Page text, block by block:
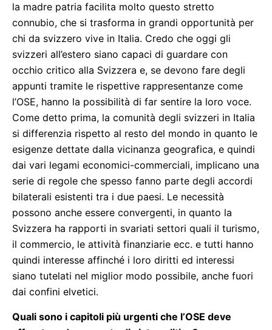
la madre patria facilita molto questo stretto
connubio, che si trasforma in grandi opportunità per
chi da svizzero vive in Italia. Credo che oggi gli
svizzeri all’estero siano capaci di guardare con
occhio critico alla Svizzera e, se devono fare degli
appunti tramite le rispettive rappresentanze come
l’OSE, hanno la possibilità di far sentire la loro voce.
Come detto prima, la comunità degli svizzeri in Italia
si differenzia rispetto al resto del mondo in quanto le
esigenze dettate dalla vicinanza geografica, e quindi
dai vari legami economici-commerciali, implicano una
serie di regole che spesso fanno parte degli accordi
bilaterali esistenti tra i due paesi. Le necessità
possono anche essere convergenti, in quanto la
Svizzera ha rapporti in svariati settori quali il turismo,
il commercio, le attività finanziarie ecc. e tutti hanno
quindi interesse affinché i loro diritti ed interessi
siano tutelati nel miglior modo possibile, anche fuori
dai confini elvetici.
Quali sono i capitoli più urgenti che l’OSE deve